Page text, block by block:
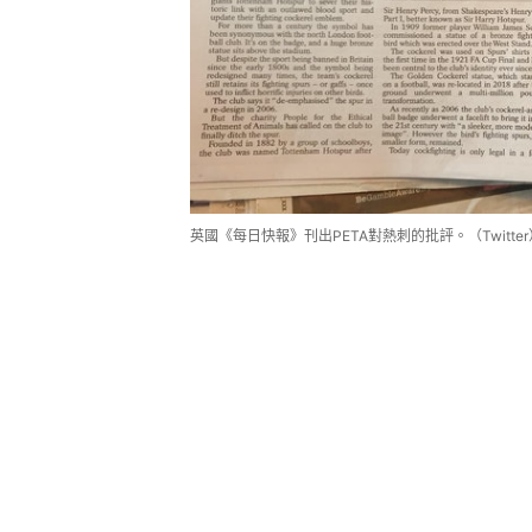
英國《每日快報》刊出PETA對熱刺的批評。（Twitter